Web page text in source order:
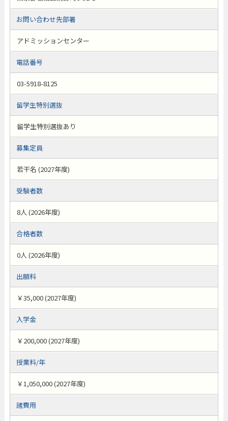
お問い合わせ先部署
アドミッションセンター
電話番号
03-5918-8125
留学生特別選抜
留学生特別選抜あり
募集定員
若干名 (2027年度)
受験者数
8人 (2026年度)
合格者数
0人 (2026年度)
出願料
￥35,000 (2027年度)
入学金
￥200,000 (2027年度)
授業料/年
￥1,050,000 (2027年度)
諸費用